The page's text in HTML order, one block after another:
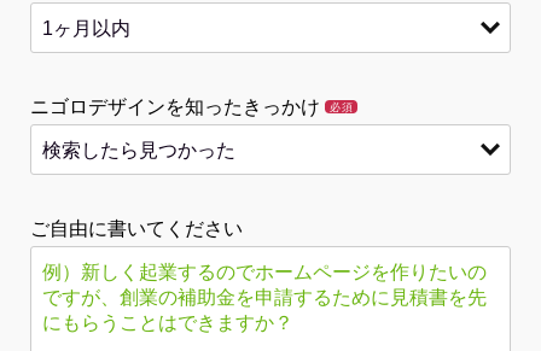
ニゴロデザインを知ったきっかけ 必須
ご自由に書いてください